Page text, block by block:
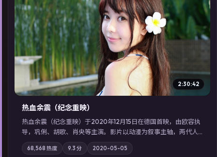
▶
2:30:42
热血余震（纪念重映）
热血余震（纪念重映）于2020年12月15日在德国首映，由欧容执
导，巩俐、胡歌、肖央等主演。影片以动漫为叙事主轴，两代人
的执念在暴风雨夜正面相撞；摄影与配乐强化地域气质；站内亦
可通过「国产免费观看高清电视剧在线看」延展检索同类型高分
68,568 热度 9.3 分 2020-05-05